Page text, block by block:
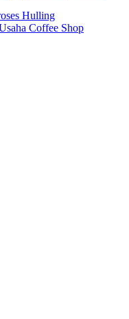
Hulling
Coffee Shop